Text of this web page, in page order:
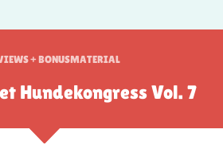
+ BONUSMATERIAL
Hundekongress Vol. 7